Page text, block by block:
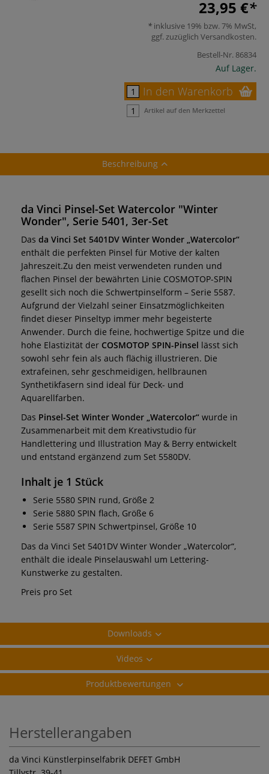
23,95 €
inklusive 19% bzw. 7% MwSt,
ggf. zuzüglich Versandkosten.
Bestell-Nr. 86834
Auf Lager.
In den Warenkorb
Artikel auf den Merkzettel
Beschreibung
da Vinci Pinsel-Set Watercolor "Winter
Wonder", Serie 5401, 3er-Set
Das da Vinci Set 5401DV Winter Wonder „Watercolor“
enthält die perfekten Pinsel für Motive der kalten
Jahreszeit.Zu den meist verwendeten runden und
flachen Pinsel der bewährten Linie COSMOTOP-SPIN
gesellt sich noch die Schwertpinselform – Serie 5587.
Aufgrund der Vielzahl seiner Einsatzmöglichkeiten
findet dieser Pinseltyp immer mehr begeisterte
Anwender. Durch die feine, hochwertige Spitze und die
hohe Elastizität der COSMOTOP SPIN-Pinsel lässt sich
sowohl sehr fein als auch flächig illustrieren. Die
extrafeinen, sehr geschmeidigen, hellbraunen
Synthetikfasern sind ideal für Deck- und
Aquarellfarben.
Das Pinsel-Set Winter Wonder „Watercolor“ wurde in
Zusammenarbeit mit dem Kreativstudio für
Handlettering und Illustration May & Berry entwickelt
und entstand ergänzend zum Set 5580DV.
Inhalt je 1 Stück
Serie 5580 SPIN rund, Größe 2
Serie 5880 SPIN flach, Größe 6
Serie 5587 SPIN Schwertpinsel, Größe 10
Das da Vinci Set 5401DV Winter Wonder „Watercolor“,
enthält die ideale Pinselauswahl um Lettering-
Kunstwerke zu gestalten.
Preis pro Set
Downloads
Videos
Produktbewertungen
Herstellerangaben
da Vinci Künstlerpinselfabrik DEFET GmbH